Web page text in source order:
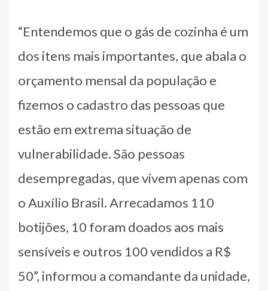
“Entendemos que o gás de cozinha é um
dos itens mais importantes, que abala o
orçamento mensal da população e
fizemos o cadastro das pessoas que
estão em extrema situação de
vulnerabilidade. São pessoas
desempregadas, que vivem apenas com
o Auxílio Brasil. Arrecadamos 110
botijões, 10 foram doados aos mais
sensíveis e outros 100 vendidos a R$
50”, informou a comandante da unidade,